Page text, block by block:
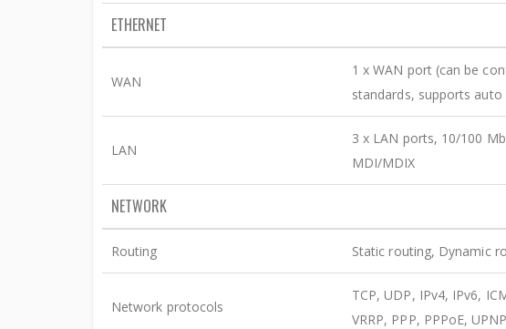
ETHERNET
WAN
1 x WAN port (can be
standards, supports
LAN
3 x LAN ports, 10/100
MDI/MDIX
NETWORK
Routing Static routing, Dynamic
Network protocols
TCP, UDP, IPv4, IPv6,
VRRP, PPP, PPPoE,